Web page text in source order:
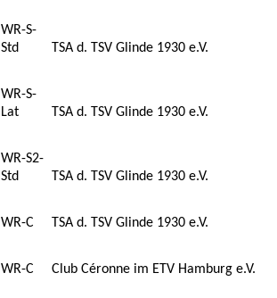
WR-S-
Std
TSA d. TSV Glinde 1930 e.V.
WR-S-
Lat
TSA d. TSV Glinde 1930 e.V.
WR-S2-
Std
TSA d. TSV Glinde 1930 e.V.
WR-C TSA d. TSV Glinde 1930 e.V.
WR-C Club Céronne im ETV Hamburg e.V.